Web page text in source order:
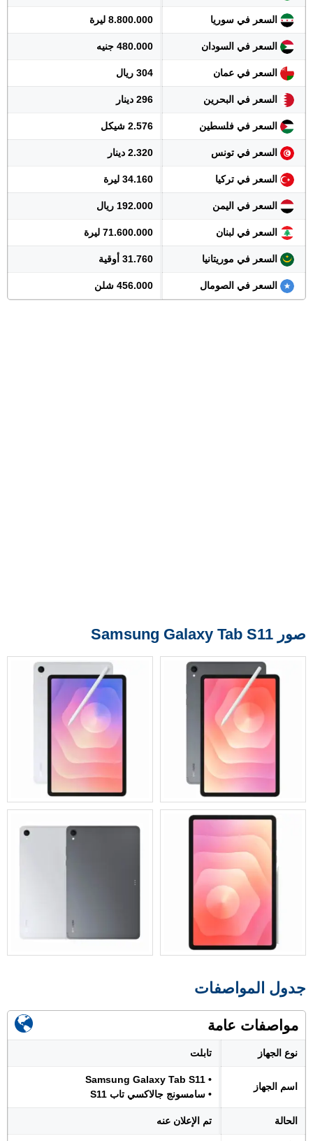
السعر في سوريا 8.800.000 ليرة
السعر في السودان 480.000 جنيه
السعر في عمان 304 ريال
السعر في البحرين 296 دينار
السعر في فلسطين 2.576 شيكل
السعر في تونس 2.320 دينار
السعر في تركيا 34.160 ليرة
السعر في اليمن 192.000 ريال
السعر في لبنان 71.600.000 ليرة
السعر في موريتانيا 31.760 أوقية
السعر في الصومال 456.000 شلن
صور Samsung Galaxy Tab S11
جدول المواصفات
مواصفات عامة
نوع الجهاز تابلت
اسم الجهاز
• Samsung Galaxy Tab S11
• سامسونج جالاكسي تاب S11
الحالة تم الإعلان عنه